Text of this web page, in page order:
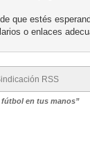
que estés
o enlaces
RSS
fútbol en tus manos”